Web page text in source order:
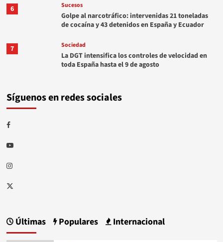
6
Sucesos
Golpe al narcotráfico: intervenidas 21 toneladas
de cocaína y 43 detenidos en España y Ecuador
7 Sociedad
La DGT intensifica los controles de velocidad en
toda España hasta el 9 de agosto
Síguenos en redes sociales
Facebook
Youtube
Instagram
Twitter
Últimas Populares Internacional